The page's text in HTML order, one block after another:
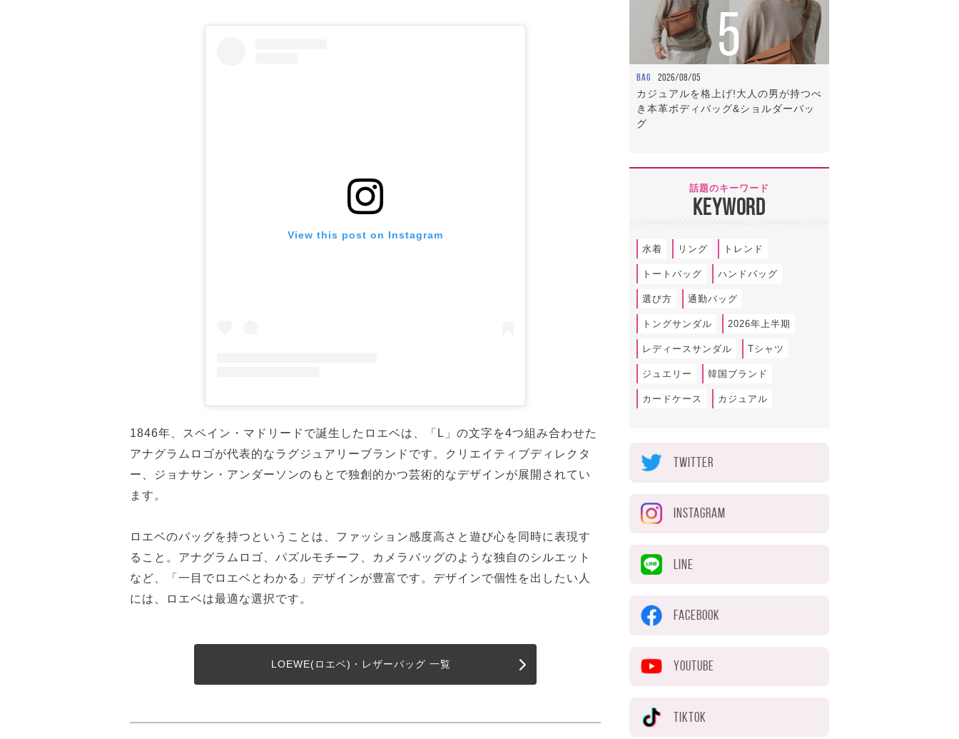
View this post on Instagram
1846年、スペイン・マドリードで誕生したロエベは、「L」の文字を4つ組み合わせた
アナグラムロゴが代表的なラグジュアリーブランドです。クリエイティブディレクタ
ー、ジョナサン・アンダーソンのもとで独創的かつ芸術的なデザインが展開されてい
ます。
ロエベのバッグを持つということは、ファッション感度高さと遊び心を同時に表現す
ること。アナグラムロゴ、パズルモチーフ、カメラバッグのような独自のシルエット
など、「一目でロエベとわかる」デザインが豊富です。デザインで個性を出したい人
には、ロエベは最適な選択です。
LOEWE(ロエベ)・レザーバッグ 一覧
5
BAG 2026/08/05
カジュアルを格上げ!大人の男が持つべ
き本革ボディバッグ&ショルダーバッ
グ
話題のキーワード
KEYWORD
水着 リング トレンド
トートバッグ ハンドバッグ
選び方 通勤バッグ
トングサンダル 2026年上半期
レディースサンダル Tシャツ
ジュエリー 韓国ブランド
カードケース カジュアル
TWITTER
INSTAGRAM
LINE
FACEBOOK
YOUTUBE
TIKTOK